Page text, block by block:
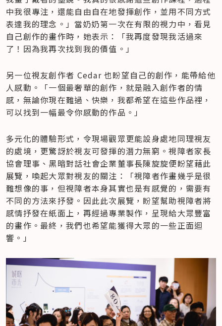
中我很專注，還能自由自在地發揮創作，並用不同方式
表達我的理念。」當奶奶第一次在有限的視力中，看見
自己創作的畫作時，她表示：「我再度發現我活過來
了！因為我再次找到我的價值。」
另一位視友創作者 Cedar 也盼望自己的創作，能帶給他
人感動。「一個最奢華的創作，就是融入創作者的情
感，無論你現在難過、快樂，我都希望在這些作品裡，
可以找到一幅最令你感動的作品。」
多元化的體驗形式，令現場觀眾更能設身處地同理視友
的處境，更驚訝於視友可發揮的潛力無窮。視障者家長
協會理事、黑暗對話社會企業董事長陳旋旋便盼望藉此
展覽，喚起大眾對視友的關注：「視障者作畫幾乎是很
難想像的事，但視障者本身其實也是有感覺的，需要有
不同的方法來抒發。因此此次展覽，盼望幫助視障者將
感情抒發在紙面上，再經過專業製作，呈現給大眾豐富
的畫作。最終，我們也希望能獲得大眾的一些正面迴
響。」